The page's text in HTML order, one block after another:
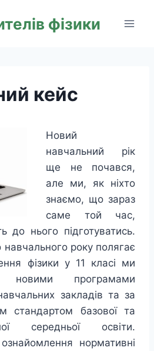
фізики
кейс
Новий
навчальний рік
ще не почався,
але ми, як ніхто
знаємо, що зараз
саме той час,
до нього підготуватись.
навчального року полягає
фізики у 11 класі ми
новими програмами
закладів та за
стандартом базової та
середньої освіти.
нормативні